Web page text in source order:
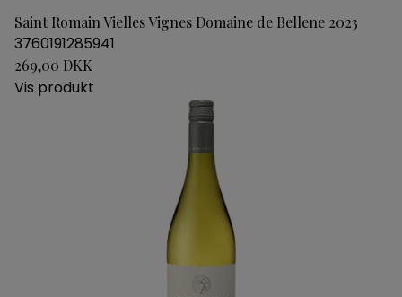
Saint Romain Vielles Vignes Domaine de Bellene 2023
3760191285941
269,00 DKK
Vis produkt